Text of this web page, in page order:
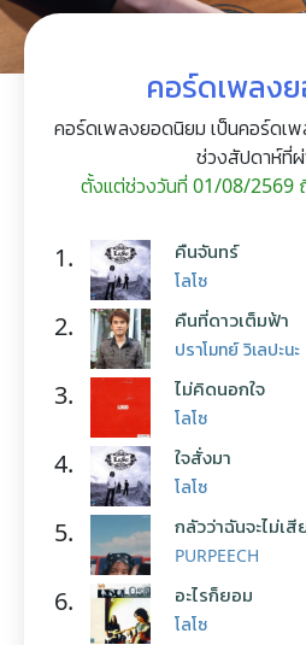
คอร์ดเพลง
คอร์ดเพลงยอดนิยม เป็นคอร์ดเ
ช่วงสัปดาห์ที่ผ่
ตั้งแต่ช่วงวันที่ 01/08/2569
1. คืนจันทร์
โลโซ
2. คืนที่ดาวเต็มฟ้า
ปราโมทย์ วิเลปะนะ
3. ไม่คิดนอกใจ
โลโซ
4. ใจสั่งมา
โลโซ
5. กลัวว่าฉันจะไม่เสี
PURPEECH
6. อะไรก็ยอม
โลโซ